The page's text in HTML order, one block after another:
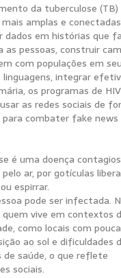
da tuberculose (TB)
amplas e
em histórias que
as pessoas, construir
com populações em
integrar
os programas de
as redes sociais de
para combater fake news
é uma doença
ar, por gotículas
espirrar.
pode ser infectada.
vive em contextos
como locais com
ao sol e dificuldades
de saúde, o que reflete
sociais.